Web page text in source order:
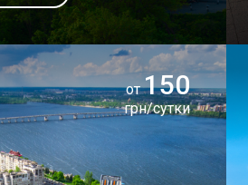
от150
грн/сутки